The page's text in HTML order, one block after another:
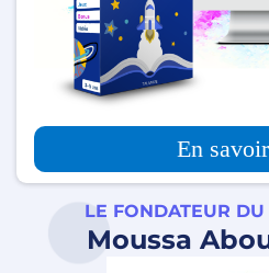
En
LE FONDATEUR
Moussa